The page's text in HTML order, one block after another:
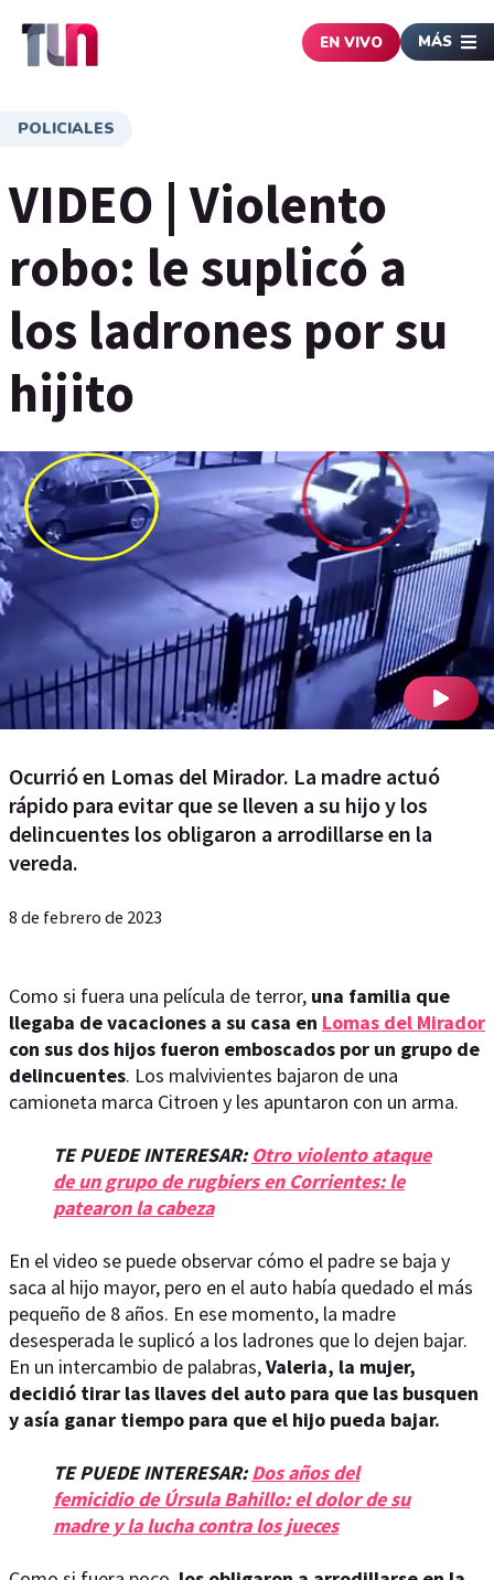
EN VIVO MÁS
POLICIALES
VIDEO | Violento
robo: le suplicó a
los ladrones por su
hijito
Ocurrió en Lomas del Mirador. La madre actuó
rápido para evitar que se lleven a su hijo y los
delincuentes los obligaron a arrodillarse en la
vereda.
8 de febrero de 2023
Como si fuera una película de terror, una familia que
llegaba de vacaciones a su casa en Lomas del Mirador
con sus dos hijos fueron emboscados por un grupo de
delincuentes. Los malvivientes bajaron de una
camioneta marca Citroen y les apuntaron con un arma.
TE PUEDE INTERESAR:Otro violento ataque
de un grupo de rugbiers en Corrientes: le
patearon la cabeza
En el video se puede observar cómo el padre se baja y
saca al hijo mayor, pero en el auto había quedado el más
pequeño de 8 años. En ese momento, la madre
desesperada le suplicó a los ladrones que lo dejen bajar.
En un intercambio de palabras,Valeria, la mujer,
decidió tirar las llaves del auto para que las busquen
y asía ganar tiempo para que el hijo pueda bajar.
TE PUEDE INTERESAR:Dos años del
femicidio de Úrsula Bahillo: el dolor de su
madre y la lucha contra los jueces